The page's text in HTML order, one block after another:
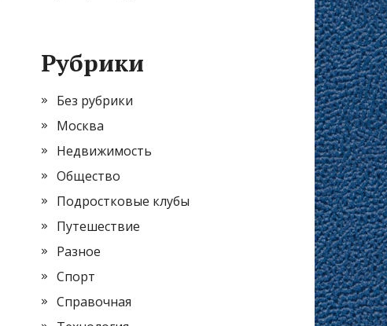
Рубрики
Без рубрики
Москва
Недвижимость
Общество
Подростковые клубы
Путешествие
Разное
Спорт
Справочная